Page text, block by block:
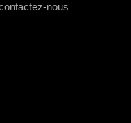
nous